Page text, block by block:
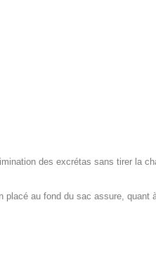
des excrétas sans tirer la
au fond du sac assure,